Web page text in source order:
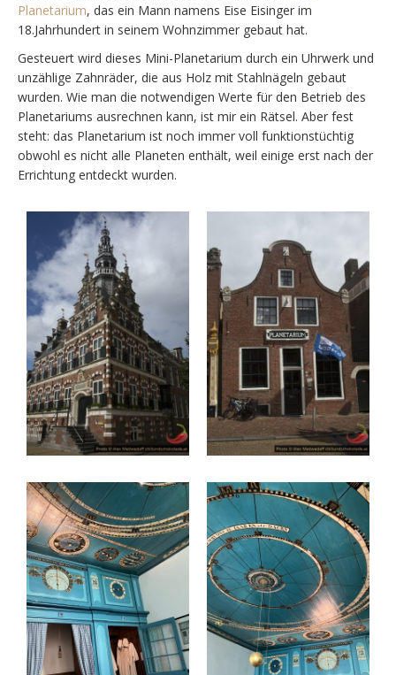
Planetarium, das ein Mann namens Eise Eisinger im
18.Jahrhundert in seinem Wohnzimmer gebaut hat.
Gesteuert wird dieses Mini-Planetarium durch ein Uhrwerk und
unzählige Zahnräder, die aus Holz mit Stahlnägeln gebaut
wurden. Wie man die notwendigen Werte für den Betrieb des
Planetariums ausrechnen kann, ist mir ein Rätsel. Aber fest
steht: das Planetarium ist noch immer voll funktionstüchtig
obwohl es nicht alle Planeten enthält, weil einige erst nach der
Errichtung entdeckt wurden.